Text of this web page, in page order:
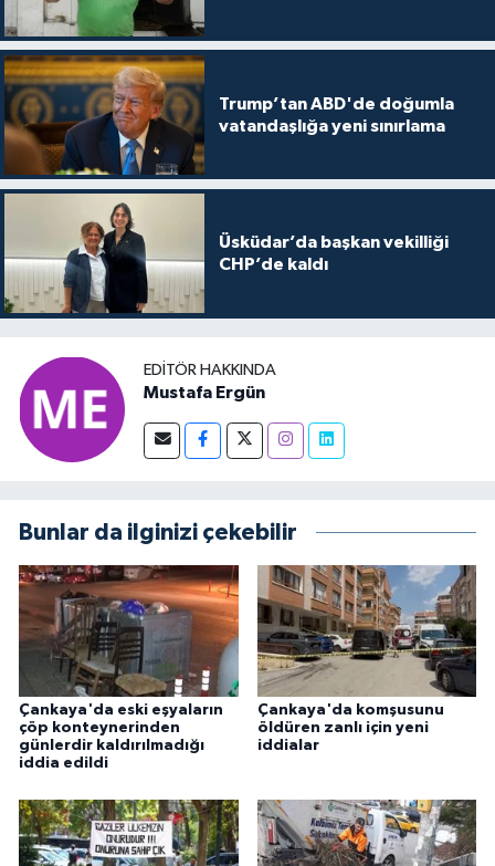
Trump’tan ABD'de doğumla
vatandaşlığa yeni sınırlama
Üsküdar’da başkan vekilliği
CHP’de kaldı
EDITÖR HAKKINDA
Mustafa Ergün
Bunlar da ilginizi çekebilir
Çankaya'da eski eşyaların
çöp konteynerinden
günlerdir kaldırılmadığı
iddia edildi
Çankaya'da komşusunu
öldüren zanlı için yeni
iddialar